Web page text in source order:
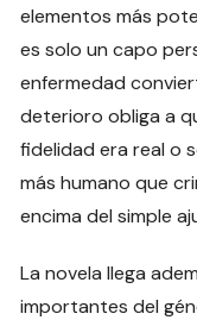
elementos más
es solo un capo
enfermedad
deterioro obliga a
fidelidad era real o
más humano que
encima del simple
La novela llega
importantes del